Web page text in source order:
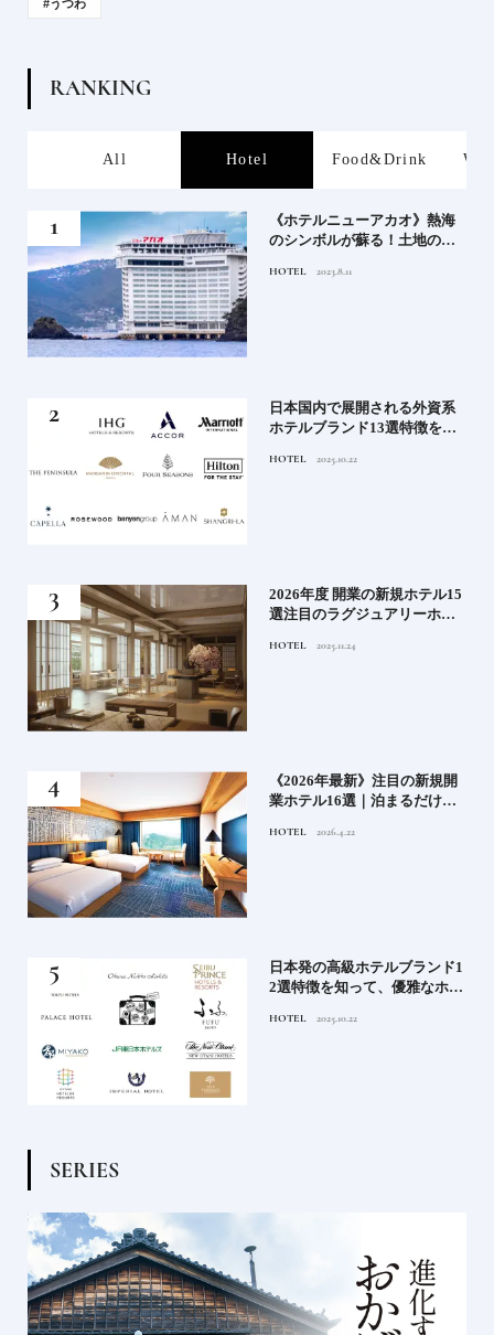
#うつわ
RANKING
All Hotel Food&Drink
《ホテルニューアカオ》熱海
のシンボルが蘇る！土地の歴
HOTEL 2023.8.11
日本国内で展開される外資系
ホテルブランド13選特徴を知
満喫｜ホテルブランド大解剖
HOTEL 2025.10.22
2026年度 開業の新規ホテル15
選注目のラグジュアリーホテ
ィホテルまでご紹介【後編】
HOTEL 2025.11.24
《2026年最新》注目の新規開
業ホテル16選｜泊まるだけで
ル
HOTEL 2026.4.22
日本発の高級ホテルブランド1
2選特徴を知って、優雅なホテ
ンド大解剖①
HOTEL 2025.10.22
SERIES